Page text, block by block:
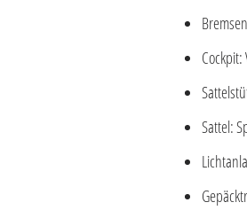
Sattel: